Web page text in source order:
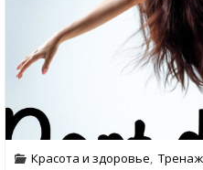
Красота и здоровье